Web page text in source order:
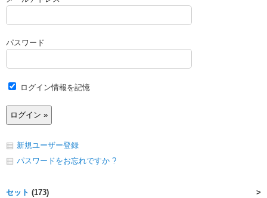
パスワード
ログイン情報を記憶
新規ユーザー登録
パスワードをお忘れですか ?
セット (173)